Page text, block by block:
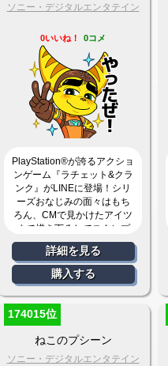
ソニー・デジタルエンタテイン
0いいね！ 0コメ
PlayStation®が誇るアクショ
ンゲーム『ラチェット&クラ
ンク』がLINEに登場！シリ
ーズおなじみの面々はもち
ろん、CMで見かけたアイツ
まで描き下ろしでスタンプ
化！
詳細を見る
購入する
174015位
ねこのプシーン
ソニー・デジタルエンタテイン